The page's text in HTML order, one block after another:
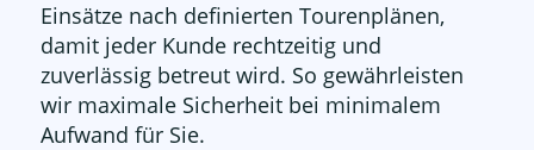
Einsätze nach definierten Tourenplänen,
damit jeder Kunde rechtzeitig und
zuverlässig betreut wird. So gewährleisten
wir maximale Sicherheit bei minimalem
Aufwand für Sie.